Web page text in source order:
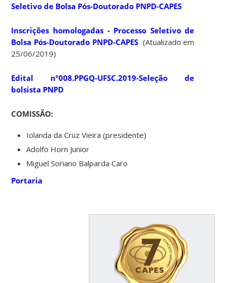
Seletivo de Bolsa Pós-Doutorado PNPD-CAPES
Inscrições homologadas - Processo Seletivo de
Bolsa Pós-Doutorado PNPD-CAPES(Atualizado em
25/06/2019)
Edital nº008.PPGQ-UFSC.2019-Seleção de
bolsista PNPD
COMISSÃO:
Iolanda da Cruz Vieira (presidente)
Adolfo Horn Junior
Miguel Soriano Balparda Caro
Portaria